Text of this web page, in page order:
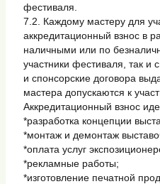
фестиваля.
7.2. Каждому мастеру для
аккредитационный взнос в
наличными или по
участники фестиваля, так и
и спонсорские договора
мастера допускаются к
Аккредитационный взнос
*разработка концепции
*монтаж и демонтаж
*оплата услуг
*рекламные работы;
*изготовление печатной